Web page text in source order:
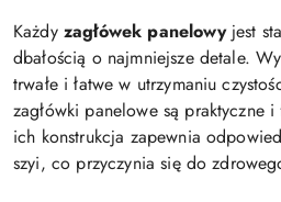
Każdy zagłówek panelowyjest
dbałością o najmniejsze detale.
trwałe i łatwe w utrzymaniu
zagłówki panelowe są praktyczne
ich konstrukcja zapewnia
szyi, co przyczynia się do